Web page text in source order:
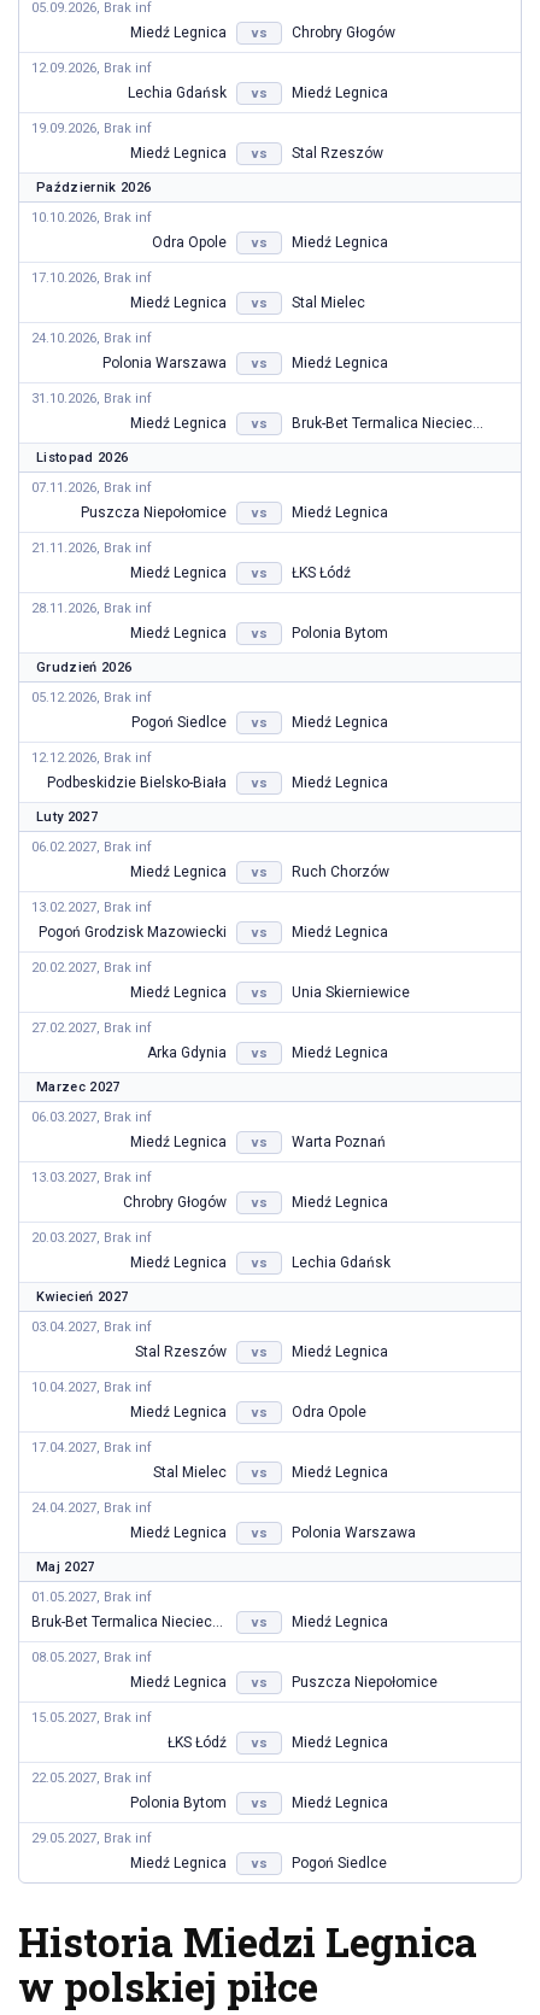
05.09.2026, Brak inf
Miedź Legnica vs Chrobry Głogów
12.09.2026, Brak inf
Lechia Gdańsk vs Miedź Legnica
19.09.2026, Brak inf
Miedź Legnica vs Stal Rzeszów
Październik 2026
10.10.2026, Brak inf
Odra Opole vs Miedź Legnica
17.10.2026, Brak inf
Miedź Legnica vs Stal Mielec
24.10.2026, Brak inf
Polonia Warszawa vs Miedź Legnica
31.10.2026, Brak inf
Miedź Legnica vs Bruk-Bet Termalica Nieciecza
Listopad 2026
07.11.2026, Brak inf
Puszcza Niepołomice vs Miedź Legnica
21.11.2026, Brak inf
Miedź Legnica vs ŁKS Łódź
28.11.2026, Brak inf
Miedź Legnica vs Polonia Bytom
Grudzień 2026
05.12.2026, Brak inf
Pogoń Siedlce vs Miedź Legnica
12.12.2026, Brak inf
Podbeskidzie Bielsko-Biała vs Miedź Legnica
Luty 2027
06.02.2027, Brak inf
Miedź Legnica vs Ruch Chorzów
13.02.2027, Brak inf
Pogoń Grodzisk Mazowiecki vs Miedź Legnica
20.02.2027, Brak inf
Miedź Legnica vs Unia Skierniewice
27.02.2027, Brak inf
Arka Gdynia vs Miedź Legnica
Marzec 2027
06.03.2027, Brak inf
Miedź Legnica vs Warta Poznań
13.03.2027, Brak inf
Chrobry Głogów vs Miedź Legnica
20.03.2027, Brak inf
Miedź Legnica vs Lechia Gdańsk
Kwiecień 2027
03.04.2027, Brak inf
Stal Rzeszów vs Miedź Legnica
10.04.2027, Brak inf
Miedź Legnica vs Odra Opole
17.04.2027, Brak inf
Stal Mielec vs Miedź Legnica
24.04.2027, Brak inf
Miedź Legnica vs Polonia Warszawa
Maj 2027
01.05.2027, Brak inf
Bruk-Bet Termalica Nieciecza vs Miedź Legnica
08.05.2027, Brak inf
Miedź Legnica vs Puszcza Niepołomice
15.05.2027, Brak inf
ŁKS Łódź vs Miedź Legnica
22.05.2027, Brak inf
Polonia Bytom vs Miedź Legnica
29.05.2027, Brak inf
Miedź Legnica vs Pogoń Siedlce
Historia Miedzi Legnica
w polskiej piłce